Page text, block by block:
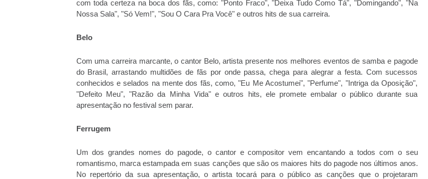
com toda certeza na boca dos fãs, como: "Ponto Fraco", "Deixa Tudo Como Tá", "Domingando", "Na
Nossa Sala", "Só Vem!", "Sou O Cara Pra Você" e outros hits de sua carreira.
Belo
Com uma carreira marcante, o cantor Belo, artista presente nos melhores eventos de samba e pagode
do Brasil, arrastando multidões de fãs por onde passa, chega para alegrar a festa. Com sucessos
conhecidos e selados na mente dos fãs, como, "Eu Me Acostumei", "Perfume", "Intriga da Oposição",
"Defeito Meu", "Razão da Minha Vida" e outros hits, ele promete embalar o público durante sua
apresentação no festival sem parar.
Ferrugem
Um dos grandes nomes do pagode, o cantor e compositor vem encantando a todos com o seu
romantismo, marca estampada em suas canções que são os maiores hits do pagode nos últimos anos.
No repertório da sua apresentação, o artista tocará para o público as canções que o projetaram